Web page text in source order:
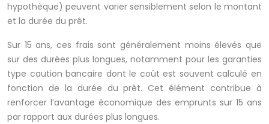
hypothèque) peuvent varier sensiblement selon le montant
et la durée du prêt.
Sur 15 ans, ces frais sont généralement moins élevés que
sur des durées plus longues, notamment pour les garanties
type caution bancaire dont le coût est souvent calculé en
fonction de la durée du prêt. Cet élément contribue à
renforcer l’avantage économique des emprunts sur 15 ans
par rapport aux durées plus longues.